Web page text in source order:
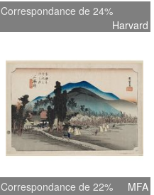
Correspondance de 24%
Harvard
Correspondance de 22% MFA